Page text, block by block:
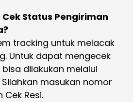
Status Pengiriman
tracking untuk melacak
Untuk dapat mengecek
dilakukan melalui
Silahkan masukan nomor
Resi.